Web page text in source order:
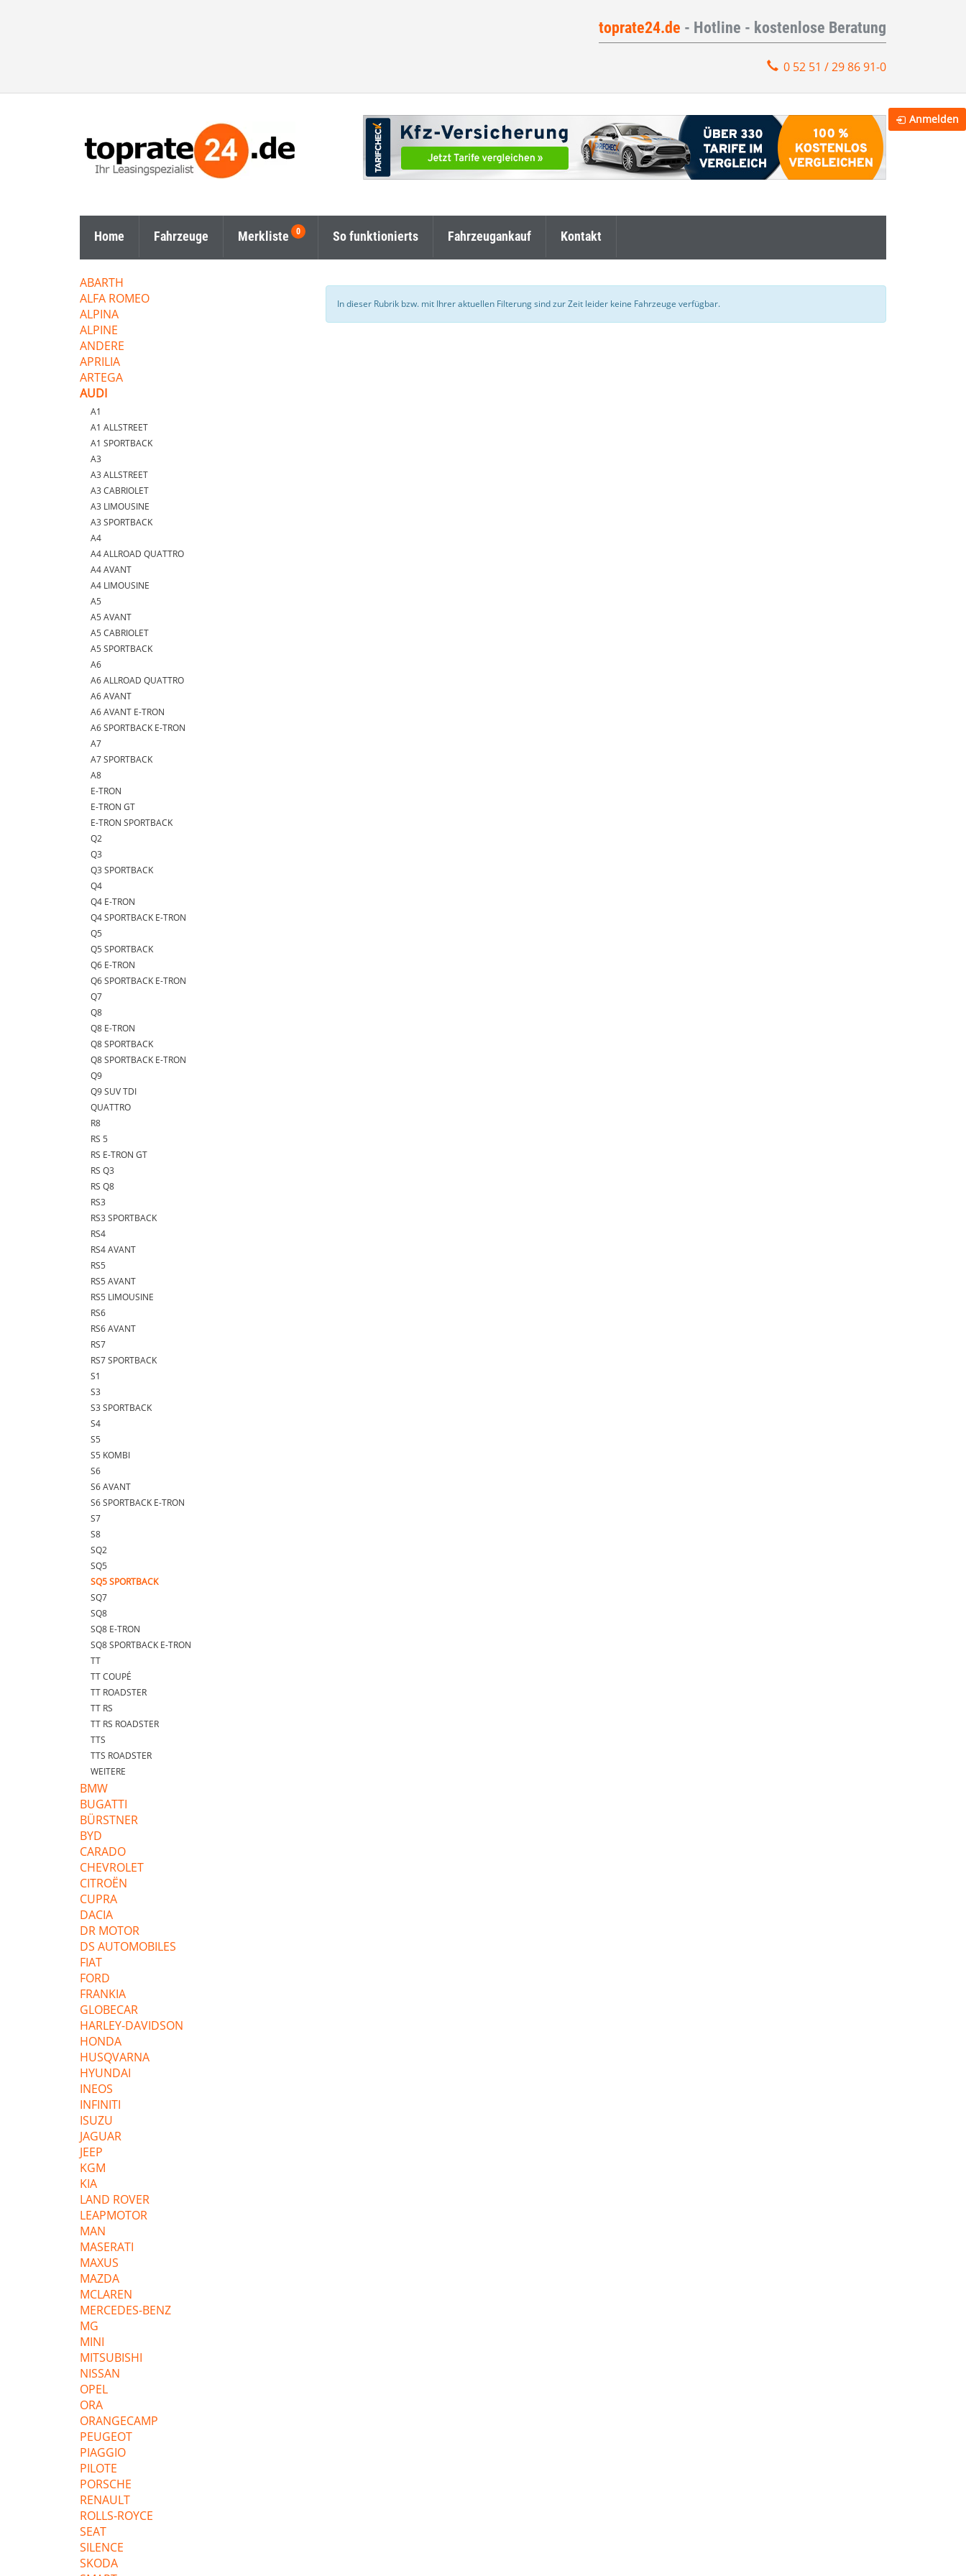
toprate24.de - Hotline - kostenlose Beratung
0 52 51 / 29 86 91-0
Home Fahrzeuge Merkliste So funktionierts Fahrzeugankauf Kontakt
In dieser Rubrik bzw. mit Ihrer aktuellen Filterung sind zur Zeit leider keine Fahrzeuge verfügbar.
ABARTH
ALFA ROMEO
ALPINA
ALPINE
ANDERE
APRILIA
ARTEGA
AUDI
A1
A1 ALLSTREET
A1 SPORTBACK
A3
A3 ALLSTREET
A3 CABRIOLET
A3 LIMOUSINE
A3 SPORTBACK
A4
A4 ALLROAD QUATTRO
A4 AVANT
A4 LIMOUSINE
A5
A5 AVANT
A5 CABRIOLET
A5 SPORTBACK
A6
A6 ALLROAD QUATTRO
A6 AVANT
A6 AVANT E-TRON
A6 SPORTBACK E-TRON
A7
A7 SPORTBACK
A8
E-TRON
E-TRON GT
E-TRON SPORTBACK
Q2
Q3
Q3 SPORTBACK
Q4
Q4 E-TRON
Q4 SPORTBACK E-TRON
Q5
Q5 SPORTBACK
Q6 E-TRON
Q6 SPORTBACK E-TRON
Q7
Q8
Q8 E-TRON
Q8 SPORTBACK
Q8 SPORTBACK E-TRON
Q9
Q9 SUV TDI
QUATTRO
R8
RS 5
RS E-TRON GT
RS Q3
RS Q8
RS3
RS3 SPORTBACK
RS4
RS4 AVANT
RS5
RS5 AVANT
RS5 LIMOUSINE
RS6
RS6 AVANT
RS7
RS7 SPORTBACK
S1
S3
S3 SPORTBACK
S4
S5
S5 KOMBI
S6
S6 AVANT
S6 SPORTBACK E-TRON
S7
S8
SQ2
SQ5
SQ5 SPORTBACK
SQ7
SQ8
SQ8 E-TRON
SQ8 SPORTBACK E-TRON
TT
TT COUPÉ
TT ROADSTER
TT RS
TT RS ROADSTER
TTS
TTS ROADSTER
WEITERE
BMW
BUGATTI
BÜRSTNER
BYD
CARADO
CHEVROLET
CITROËN
CUPRA
DACIA
DR MOTOR
DS AUTOMOBILES
FIAT
FORD
FRANKIA
GLOBECAR
HARLEY-DAVIDSON
HONDA
HUSQVARNA
HYUNDAI
INEOS
INFINITI
ISUZU
JAGUAR
JEEP
KGM
KIA
LAND ROVER
LEAPMOTOR
MAN
MASERATI
MAXUS
MAZDA
MCLAREN
MERCEDES-BENZ
MG
MINI
MITSUBISHI
NISSAN
OPEL
ORA
ORANGECAMP
PEUGEOT
PIAGGIO
PILOTE
PORSCHE
RENAULT
ROLLS-ROYCE
SEAT
SILENCE
SKODA
Anmelden